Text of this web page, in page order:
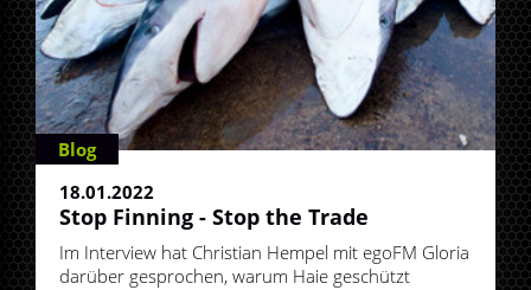
Blog
18.01.2022
Stop Finning - Stop the Trade
Im Interview hat Christian Hempel mit egoFM Gloria
darüber gesprochen, warum Haie geschützt